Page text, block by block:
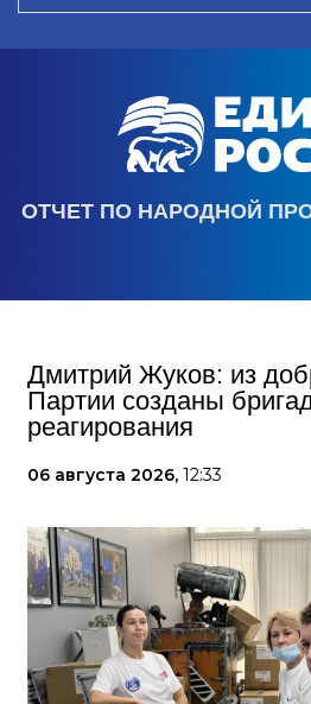
ОТЧЕТ ПО НАРОДНОЙ
Дмитрий Жуков: из
Партии созданы
реагирования
06 августа 2026, 12:33